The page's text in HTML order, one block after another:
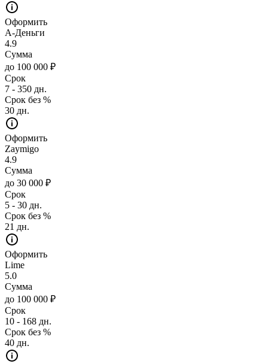
Оформить
А-Деньги
4.9
Сумма
до 100 000 ₽
Срок
7 - 350 дн.
Срок без %
30 дн.
Оформить
Zaymigo
4.9
Сумма
до 30 000 ₽
Срок
5 - 30 дн.
Срок без %
21 дн.
Оформить
Lime
5.0
Сумма
до 100 000 ₽
Срок
10 - 168 дн.
Срок без %
40 дн.